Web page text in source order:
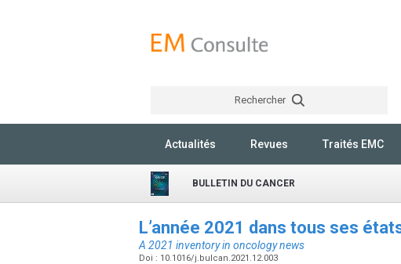
Rechercher
Actualités Revues Traités EMC
BULLETIN DU CANCER
L’année 2021 dans tous ses
A 2021 inventory in oncology news
Doi : 10.1016/j.bulcan.2021.12.003